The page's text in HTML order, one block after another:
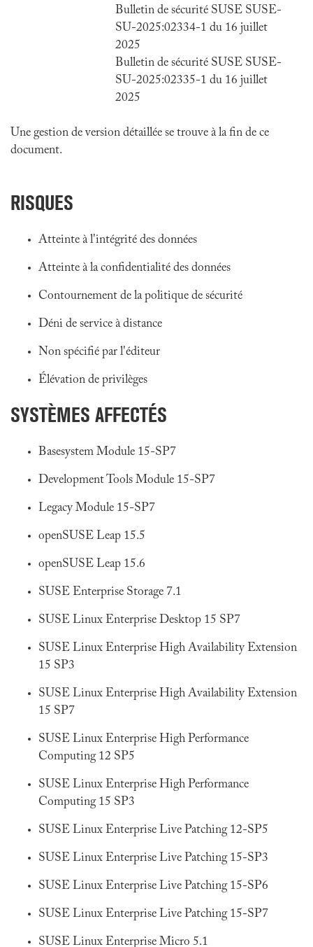
Bulletin de sécurité SUSE SUSE-
SU-2025:02334-1 du 16 juillet
2025
Bulletin de sécurité SUSE SUSE-
SU-2025:02335-1 du 16 juillet
2025
Une gestion de version détaillée se trouve à la fin de ce
document.
RISQUES
Atteinte à l'intégrité des données
Atteinte à la confidentialité des données
Contournement de la politique de sécurité
Déni de service à distance
Non spécifié par l'éditeur
Élévation de privilèges
SYSTÈMES AFFECTÉS
Basesystem Module 15-SP7
Development Tools Module 15-SP7
Legacy Module 15-SP7
openSUSE Leap 15.5
openSUSE Leap 15.6
SUSE Enterprise Storage 7.1
SUSE Linux Enterprise Desktop 15 SP7
SUSE Linux Enterprise High Availability Extension
15 SP3
SUSE Linux Enterprise High Availability Extension
15 SP7
SUSE Linux Enterprise High Performance
Computing 12 SP5
SUSE Linux Enterprise High Performance
Computing 15 SP3
SUSE Linux Enterprise Live Patching 12-SP5
SUSE Linux Enterprise Live Patching 15-SP3
SUSE Linux Enterprise Live Patching 15-SP6
SUSE Linux Enterprise Live Patching 15-SP7
SUSE Linux Enterprise Micro 5.1